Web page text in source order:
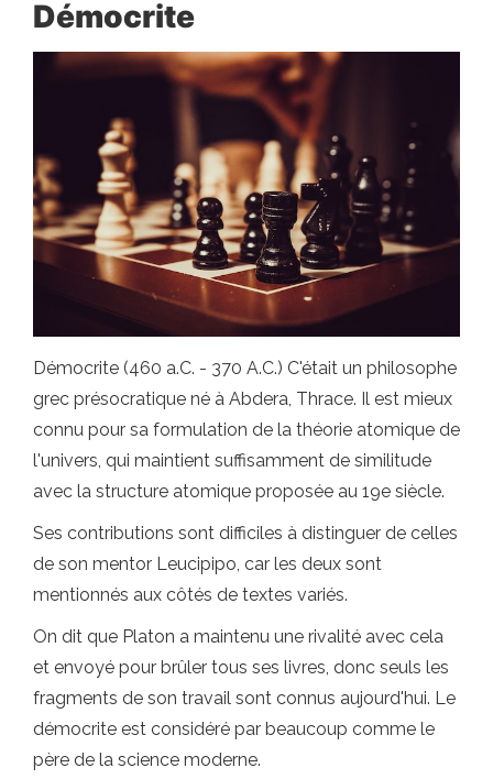
Démocrite
Démocrite (460 a.C. - 370 A.C.) C'était un philosophe
grec présocratique né à Abdera, Thrace. Il est mieux
connu pour sa formulation de la théorie atomique de
l'univers, qui maintient suffisamment de similitude
avec la structure atomique proposée au 19e siècle.
Ses contributions sont difficiles à distinguer de celles
de son mentor Leucipipo, car les deux sont
mentionnés aux côtés de textes variés.
On dit que Platon a maintenu une rivalité avec cela
et envoyé pour brûler tous ses livres, donc seuls les
fragments de son travail sont connus aujourd'hui. Le
démocrite est considéré par beaucoup comme le
père de la science moderne.